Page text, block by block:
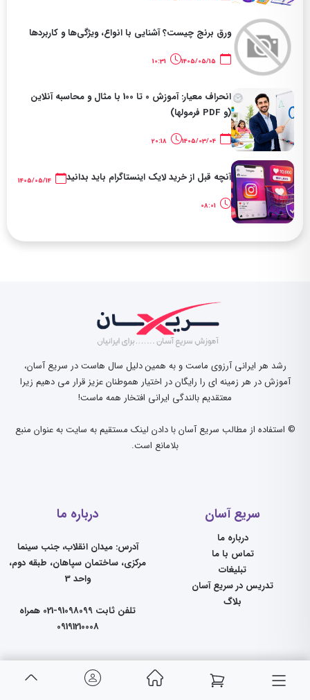
ورق برنج چیست؟ آشنایی با انواع، ویژگی‌ها و کاربردها
انحراف معیار: آموزش 0 تا 100 با مثال و محاسبه آنلاین
(و PDF فرمولها)
20:18
آنچه قبل از خرید لایک اینستاگرام باید بدانید
رشد هر ایرانی آرزوی ماست و به همین دلیل سال هاست در سریع آسان،
آموزش در هر زمینه ای را رایگان در اختیار هموطنان عزیز قرار می دهیم زیرا
معتقدیم بالندگی ایرانی افتخار همه ماست!
© استفاده از مطالب سریع آسان با دادن لینک مستقیم به سایت به عنوان منبع
بلامانع است.
سریع آسان
درباره ما
تماس با ما
تبلیغات
تدریس در سریع آسان
بلاگ
درباره ما
آدرس: میدان انقلاب، جنب سینما
مرکزی، ساختمان سپاهان، طبقه دوم،
واحد 3
تلفن ثابت 91098099-021 همراه
09191210008